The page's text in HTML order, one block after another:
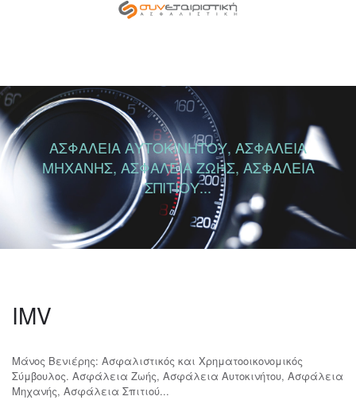
ΑΣΦΑΛΕΙΑ ΑΥΤΟΚΙΝΗΤΟΥ, ΑΣΦΑΛΕΙΑ
ΜΗΧΑΝΗΣ, ΑΣΦΑΛΕΙΑ ΖΩΗΣ, ΑΣΦΑΛΕΙΑ
ΣΠΙΤΙΟΥ...
IMV
Μάνος Βενιέρης: Ασφαλιστικός και Χρηματοοικονομικός
Σύμβουλος. Ασφάλεια Ζωής, Ασφάλεια Αυτοκινήτου, Ασφάλεια
Μηχανής, Ασφάλεια Σπιτιού...